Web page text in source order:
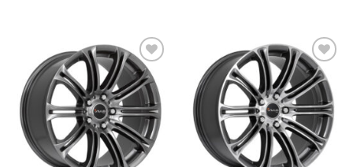
Aggiungi
alla lista
dei
desideri
Aggiungi
alla lista
dei
desideri